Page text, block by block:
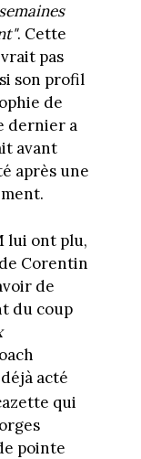
. Cette
pas
son profil
de
dernier a
avant
après une
lui ont plu,
Corentin
de
du coup
acté
qui
pointe